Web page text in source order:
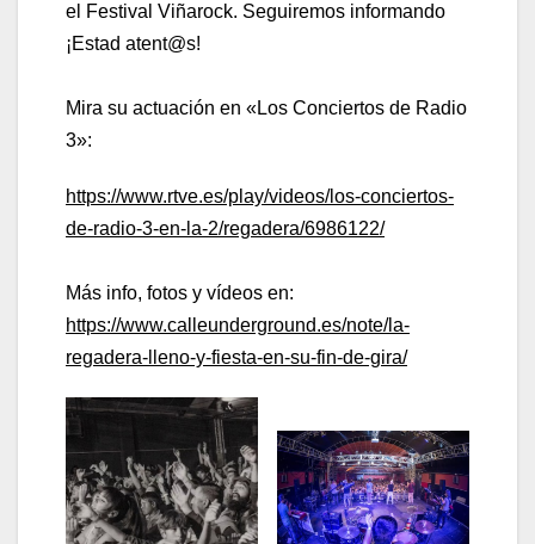
el Festival Viñarock. Seguiremos informando
¡Estad atent@s!
Mira su actuación en «Los Conciertos de Radio
3»:
https://www.rtve.es/play/videos/los-conciertos-
de-radio-3-en-la-2/regadera/6986122/
Más info, fotos y vídeos en:
https://www.calleunderground.es/note/la-
regadera-lleno-y-fiesta-en-su-fin-de-gira/